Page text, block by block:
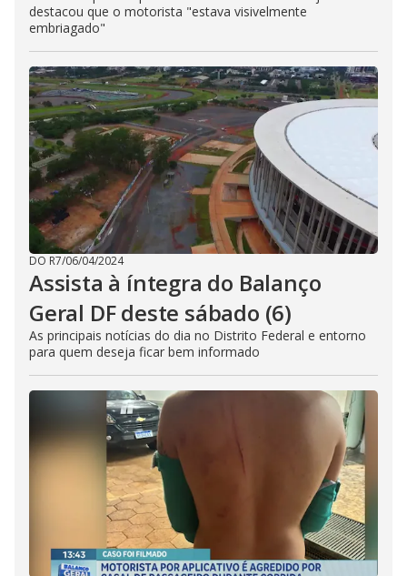
destacou que o motorista "estava visivelmente
embriagado"
DO R7/06/04/2024
Assista à íntegra do Balanço
Geral DF deste sábado (6)
As principais notícias do dia no Distrito Federal e entorno
para quem deseja ficar bem informado